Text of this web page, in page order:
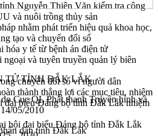
Nguyễn Thiên Văn kiểm tra công
và nuôi trồng thủy sản
nhằm phát triển hiệu quả khoa học,
tạo và chuyển đổi số
y tế từ bệnh án điện tử
ngoại và tuyên truyền quản lý biên
chuyển đổi số vì người dân
thành thắng lợi các mục tiêu, nhiệm
đại biểu Đảng bộ tỉnh Đắk Lắk nhiệm
hội đại biểu Đảng bộ tỉnh Đắk Lắk
TỬ TỈNH ĐẮK LẮK
Cục QL Phát thanh Truyền hình và
05/2010
dân tỉnh Đắk Lắk